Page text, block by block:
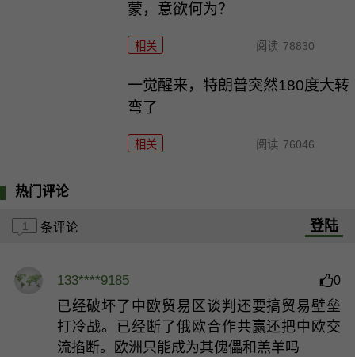
蒙，意欲何为？
相关 阅读 78830
一觉醒来，特朗普突然180度大转
弯了
相关 阅读 76046
热门评论
1 条评论 登陆
133****9185 0
已经破坏了中欧贸易区谈判还要搞贸易壁垒
打冷战。已经断了俄欧合作共赢还把中欧交
流掐断。欧洲只能成为其傀儡和羔羊吗